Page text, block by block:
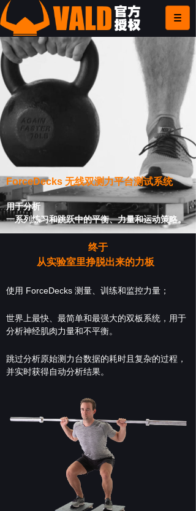
ForceDecks 无线双测力平台测试系统
用于分析
一系列练习和跳跃中的平衡、力量和运动策略。
终于
从实验室里挣脱出来的力板
使用 ForceDecks 测量、训练和监控力量；
世界上最快、最简单和最强大的双板系统，用于
分析神经肌肉力量和不平衡。
跳过分析原始测力台数据的耗时且复杂的过程，
并实时获得自动分析结果。